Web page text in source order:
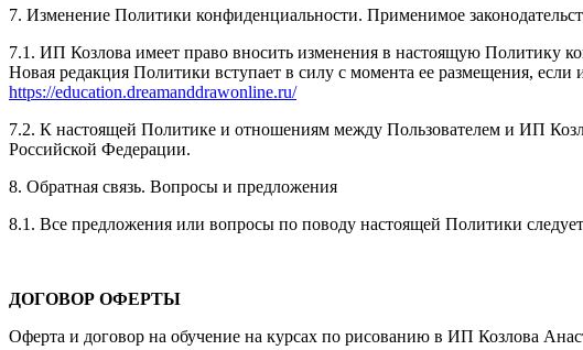
7. Изменение Политики конфиденциальности. Применимое
7.1. ИП Козлова имеет право вносить изменения в настоящую Политику
Новая редакция Политики вступает в силу с момента ее размещения,
https://education.dreamanddrawonline.ru/
7.2. К настоящей Политике и отношениям между Пользователем и ИП
Российской Федерации.
8. Обратная связь. Вопросы и предложения
8.1. Все предложения или вопросы по поводу настоящей Политики
ДОГОВОР ОФЕРТЫ
Оферта и договор на обучение на курсах по рисованию в ИП Козлова